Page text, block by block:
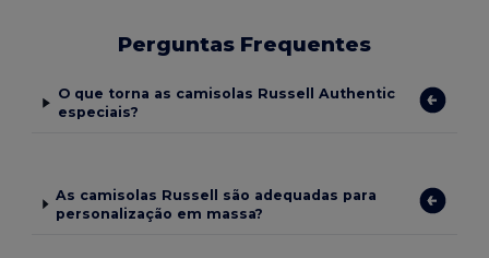
Perguntas Frequentes
O que torna as camisolas Russell Authentic
especiais?
As camisolas Russell são adequadas para
personalização em massa?